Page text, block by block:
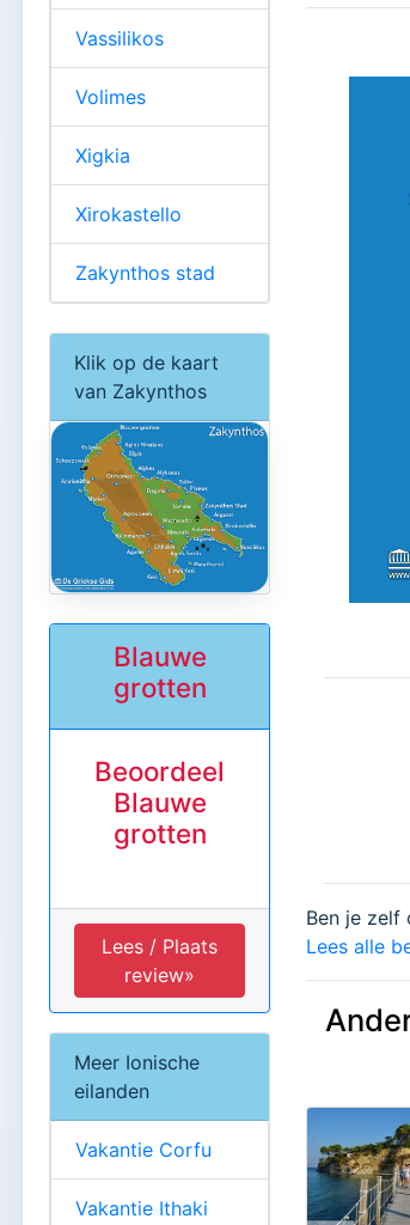
Ben je zelf
Lees alle
Vassilikos
Volimes
Xigkia
Xirokastello
Zakynthos stad
Klik op de kaart
van Zakynthos
Blauwe
grotten
Beoordeel
Blauwe
grotten
Lees / Plaats
review»
Meer Ionische
eilanden
Vakantie Corfu
Vakantie Ithaki